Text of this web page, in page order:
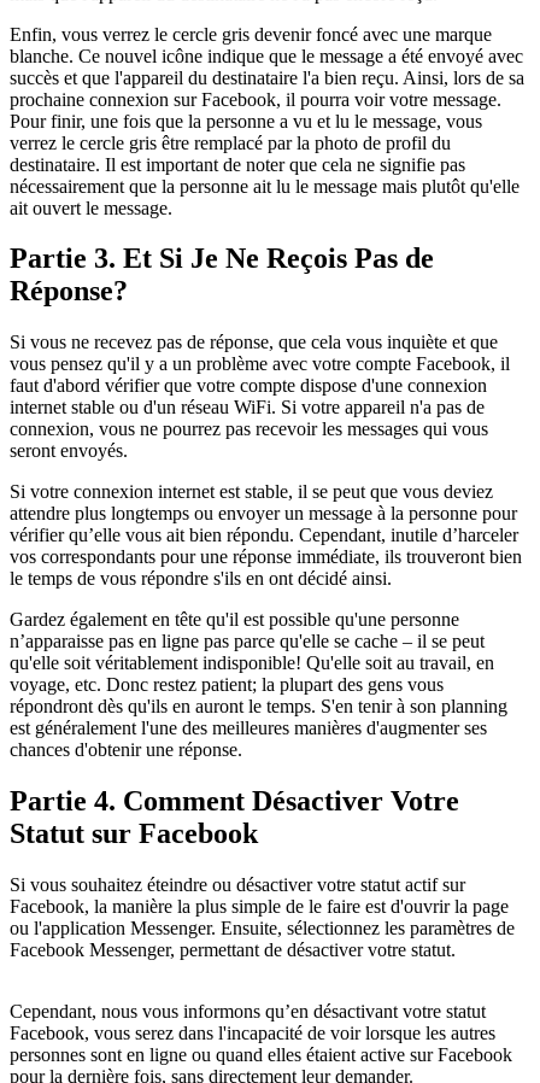
Enfin, vous verrez le cercle gris devenir foncé avec une marque
blanche. Ce nouvel icône indique que le message a été envoyé avec
succès et que l'appareil du destinataire l'a bien reçu. Ainsi, lors de sa
prochaine connexion sur Facebook, il pourra voir votre message.
Pour finir, une fois que la personne a vu et lu le message, vous
verrez le cercle gris être remplacé par la photo de profil du
destinataire. Il est important de noter que cela ne signifie pas
nécessairement que la personne ait lu le message mais plutôt qu'elle
ait ouvert le message.
Partie 3. Et Si Je Ne Reçois Pas de
Réponse?
Si vous ne recevez pas de réponse, que cela vous inquiète et que
vous pensez qu'il y a un problème avec votre compte Facebook, il
faut d'abord vérifier que votre compte dispose d'une connexion
internet stable ou d'un réseau WiFi. Si votre appareil n'a pas de
connexion, vous ne pourrez pas recevoir les messages qui vous
seront envoyés.
Si votre connexion internet est stable, il se peut que vous deviez
attendre plus longtemps ou envoyer un message à la personne pour
vérifier qu’elle vous ait bien répondu. Cependant, inutile d’harceler
vos correspondants pour une réponse immédiate, ils trouveront bien
le temps de vous répondre s'ils en ont décidé ainsi.
Gardez également en tête qu'il est possible qu'une personne
n’apparaisse pas en ligne pas parce qu'elle se cache – il se peut
qu'elle soit véritablement indisponible! Qu'elle soit au travail, en
voyage, etc. Donc restez patient; la plupart des gens vous
répondront dès qu'ils en auront le temps. S'en tenir à son planning
est généralement l'une des meilleures manières d'augmenter ses
chances d'obtenir une réponse.
Partie 4. Comment Désactiver Votre
Statut sur Facebook
Si vous souhaitez éteindre ou désactiver votre statut actif sur
Facebook, la manière la plus simple de le faire est d'ouvrir la page
ou l'application Messenger. Ensuite, sélectionnez les paramètres de
Facebook Messenger, permettant de désactiver votre statut.
Cependant, nous vous informons qu’en désactivant votre statut
Facebook, vous serez dans l'incapacité de voir lorsque les autres
personnes sont en ligne ou quand elles étaient active sur Facebook
pour la dernière fois, sans directement leur demander.